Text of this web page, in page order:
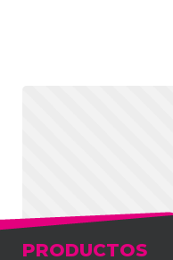
PRODUCTOS